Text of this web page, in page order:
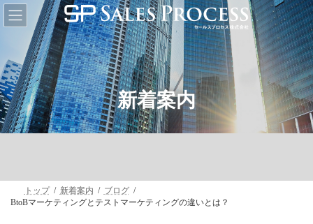
コ
ン
テ
へ
ス
キ
ッ
プ
ナ
ビ
ゲ
ョ
ン
に
移
動
新着案内
トップ 新着案内
ブログ
BtoBマーケティングとテストマーケティングの違いとは？